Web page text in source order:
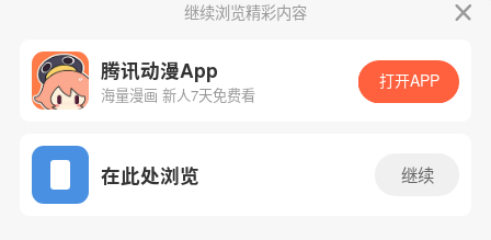
App免费看
继续浏览精彩内容
腾讯动漫App
海量漫画 新人7天免费看
打开APP
在此处浏览 继续